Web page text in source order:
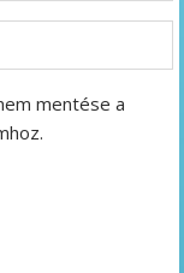
mentése a